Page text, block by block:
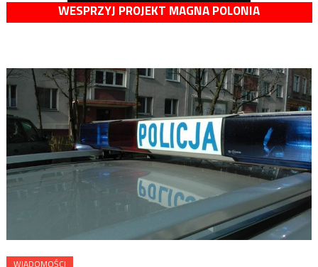
WESPRZYJ PROJEKT MAGNA POLONIA
WIADOMOŚCI